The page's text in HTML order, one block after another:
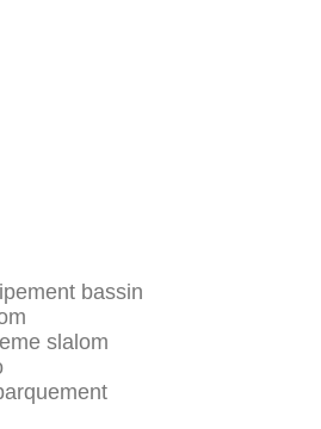
bassin
slalom